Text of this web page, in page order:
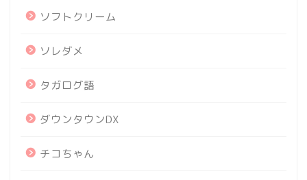
ソフトクリーム
ソレダメ
タガログ語
ダウンタウンDX
チコちゃん